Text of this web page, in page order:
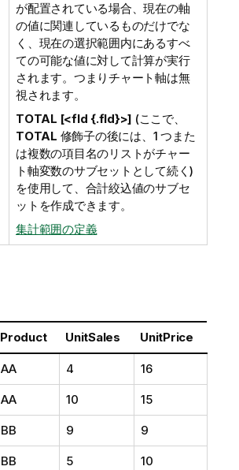
が配置されている場合、現在の軸
の値に関連しているものだけでな
く、現在の選択範囲内にあるすべ
ての可能な値に対して計算が実行
されます。つまりチャート軸は無
視されます。
TOTAL [<fld {.fld}>] (ここで、
TOTAL 修飾子の後には、1 つまた
は複数の項目名のリストがチャー
ト軸変数のサブセットとして続く)
を使用して、合計絞込値のサブセ
ットを作成できます。
集計範囲の定義
Product UnitSales UnitPrice
AA 4 16
AA 10 15
BB 9 9
BB 5 10